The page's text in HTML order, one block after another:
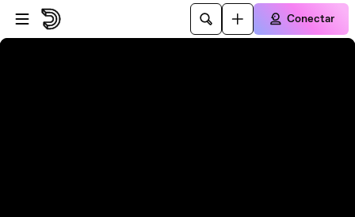
Pular para o player
Ir para o conteúdo principal
Conectar